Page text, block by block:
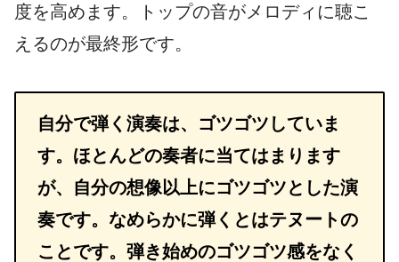
度を高めます。トップの音がメロディに聴こ
えるのが最終形です。
自分で弾く演奏は、ゴツゴツしていま
す。ほとんどの奏者に当てはまります
が、自分の想像以上にゴツゴツとした演
奏です。なめらかに弾くとはテヌートの
ことです。弾き始めのゴツゴツ感をなく